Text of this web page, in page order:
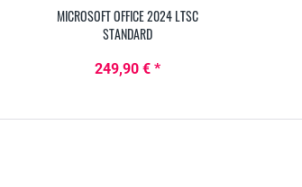
MICROSOFT OFFICE 2024 LTSC
STANDARD
249,90 € *